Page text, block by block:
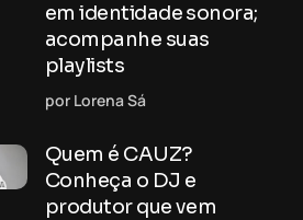
em identidade sonora;
acompanhe suas
playlists
por Lorena Sá
Quem é CAUZ?
Conheça o DJ e
produtor que vem